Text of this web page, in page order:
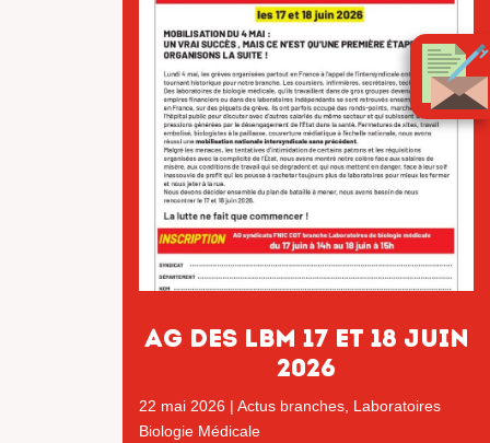
AG DES LBM 17 ET 18 JUIN
2026
22 mai 2026 | Actus branches, Laboratoires
Biologie Médicale